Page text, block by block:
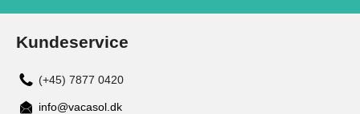
Kundeservice
(+45) 7877 0420
info@vacasol.dk